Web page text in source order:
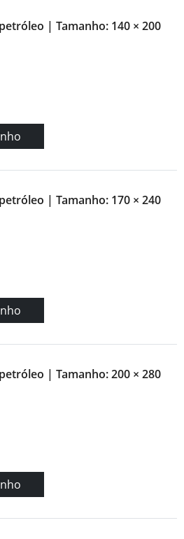
| Tamanho: 140 × 200
| Tamanho: 170 × 240
| Tamanho: 200 × 280